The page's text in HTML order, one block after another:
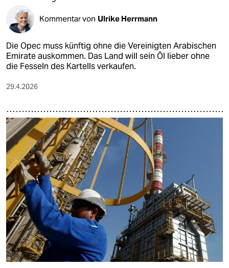
Kommentar von Ulrike Herrmann
Die Opec muss künftig ohne die Vereinigten Arabischen
Emirate auskommen. Das Land will sein Öl lieber ohne
die Fesseln des Kartells verkaufen.
29.4.2026